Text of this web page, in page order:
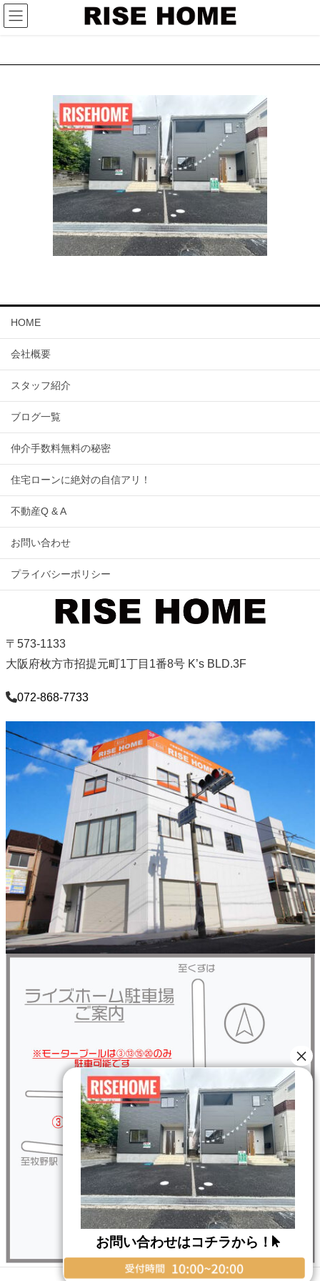
HOME
会社概要
スタッフ紹介
ブログ一覧
仲介手数料無料の秘密
住宅ローンに絶対の自信アリ！
不動産Q & A
お問い合わせ
プライバシーポリシー
〒573-1133
大阪府枚方市招提元町1丁目1番8号 K’s BLD.3F
072-868-7733
Copyright © RISE HOME All Rights Reserved.
お問い合わせはコチラから！